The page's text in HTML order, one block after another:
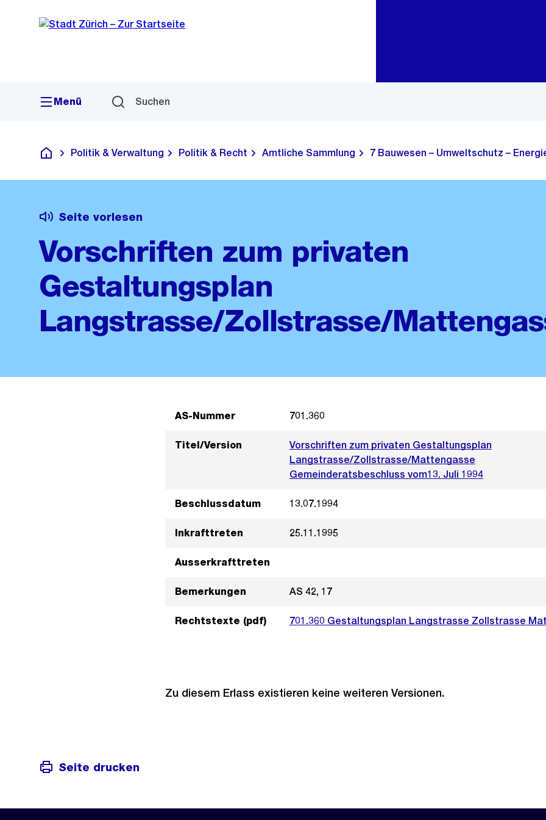
Navigation
Sprunglink
Menü Suchen
Deutsch
Politik & Verwaltung Politik & Recht Amtliche Sammlung 7 Bauwesen – Umweltschutz –
Seite vorlesen
Vorschriften zum privaten
Gestaltungsplan
Langstrasse/Zollstrasse/
AS-Nummer 701.360
Titel/Version
Vorschriften zum privaten Gestaltungsplan
Langstrasse/Zollstrasse/Mattengasse
Gemeinderatsbeschluss vom13. Juli 1994
Beschlussdatum 13.07.1994
Inkrafttreten 25.11.1995
Ausserkrafttreten
Bemerkungen AS 42, 17
Rechtstexte (pdf) 701.360 Gestaltungsplan Langstrasse Zollstrasse
Zu diesem Erlass existieren keine weiteren Versionen.
Seite drucken